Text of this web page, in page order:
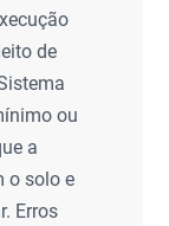
de
ou
a
o solo e
Erros